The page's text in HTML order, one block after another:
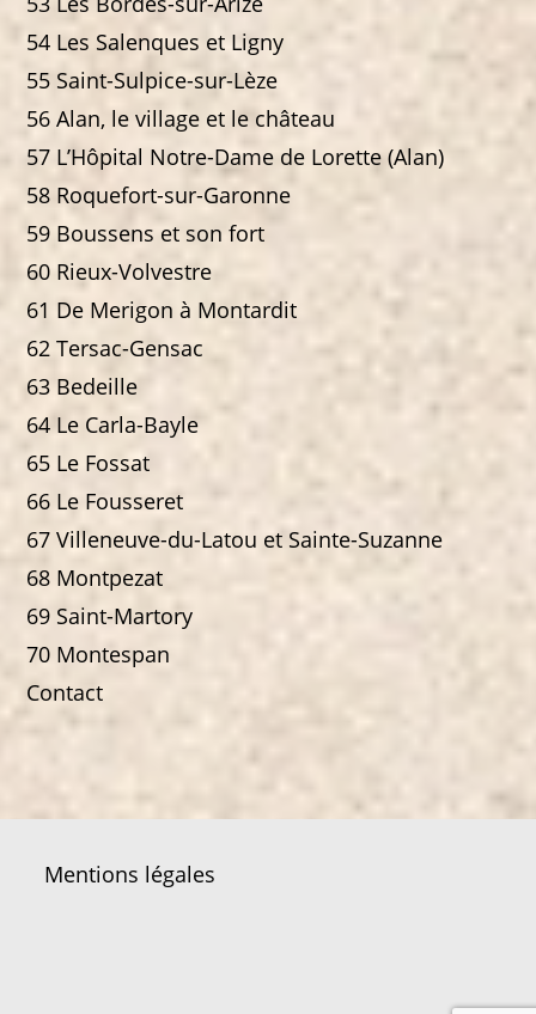
54 Les Salenques et Ligny
55 Saint-Sulpice-sur-Lèze
56 Alan, le village et le château
57 L’Hôpital Notre-Dame de Lorette (Alan)
58 Roquefort-sur-Garonne
59 Boussens et son fort
60 Rieux-Volvestre
61 De Merigon à Montardit
62 Tersac-Gensac
63 Bedeille
64 Le Carla-Bayle
65 Le Fossat
66 Le Fousseret
67 Villeneuve-du-Latou et Sainte-Suzanne
68 Montpezat
69 Saint-Martory
70 Montespan
Contact
Mentions légales